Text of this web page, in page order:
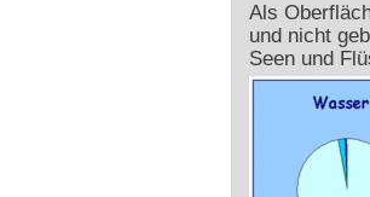
Als
und nicht
Seen und